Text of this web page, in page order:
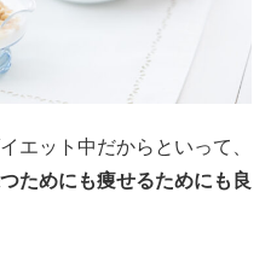
エット中だからといって、
ためにも痩せるためにも良